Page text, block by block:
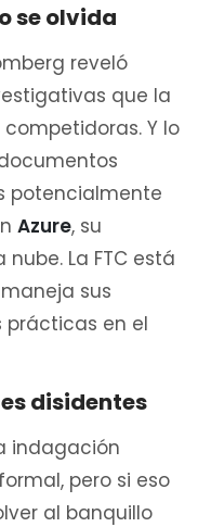
se olvida
reveló
que la
Y lo
potencialmente
Azure, su
La FTC está
sus
prácticas en el
disidentes
indagación
pero si eso
al banquillo